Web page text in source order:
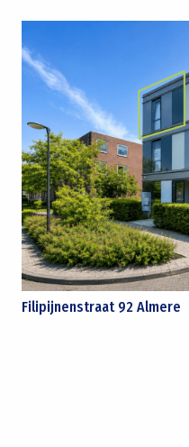
Filipijnenstraat 92 Almere